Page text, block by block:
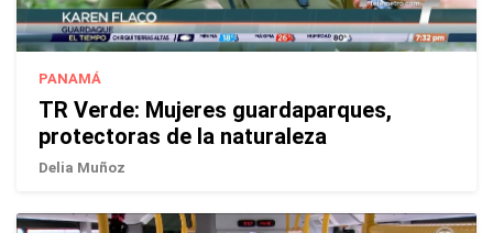
PANAMÁ
TR Verde: Mujeres guardaparques,
protectoras de la naturaleza
Delia Muñoz